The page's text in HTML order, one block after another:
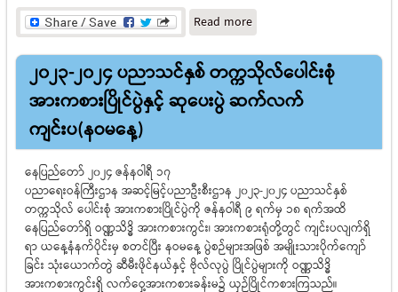
Read moreabout ၂၀၂၃-၂၀၂၄
ပညာသင်နှစ် အခြေခံပညာ
မူလတန်းနှင့် အလယ်တန်း
ဆင့် အင်္ဂလိပ်စာ စွမ်းရည်
ပြိုင်ပွဲနှင့် သင်္ချာစွမ်းရည်ပြိုင်ပွဲ
(ဗဟိုအဆင့်)ဆုချီးမြှင့်ပွဲ
၂၀၂၃-၂၀၂၄ ပညာသင်နှစ် တက္ကသိုလ်ပေါင်းစုံ
အားကစားပြိုင်ပွဲနှင့် ဆုပေးပွဲ ဆက်လက်
ကျင်းပ(နဝမနေ့)
နေပြည်တော် ၂၀၂၄ ဇန်နဝါရီ ၁၇
ပညာရေးဝန်ကြီးဌာန အဆင့်မြင့်ပညာဦးစီးဌာန ၂၀၂၃-၂၀၂၄ ပညာသင်နှစ်
တက္ကသိုလ် ပေါင်းစုံ အားကစားပြိုင်ပွဲကို ဇန်နဝါရီ ၉ ရက်မှ ၁၈ ရက်အထိ
နေပြည်တော်ရှိ ဝဏ္ဏသိဒ္ဓိ အားကစားကွင်း၊ အားကစားရုံတို့တွင် ကျင်းပလျက်ရှိ
ရာ ယနေ့နံနက်ပိုင်းမှ စတင်ပြီး နဝမနေ့ ပွဲစဉ်များအဖြစ် အမျိုးသားပိုက်ကျော်
ခြင်း သုံးယောက်တွဲ ဆီမီးဖိုင်နယ်နှင့် ဗိုလ်လုပွဲ ပြိုင်ပွဲများကို ဝဏ္ဏသိဒ္ဓိ
အားကစားကွင်းရှိ လက်ဝှေ့အားကစားခန်းမ၌ ယှဉ်ပြိုင်ကစားကြသည်။